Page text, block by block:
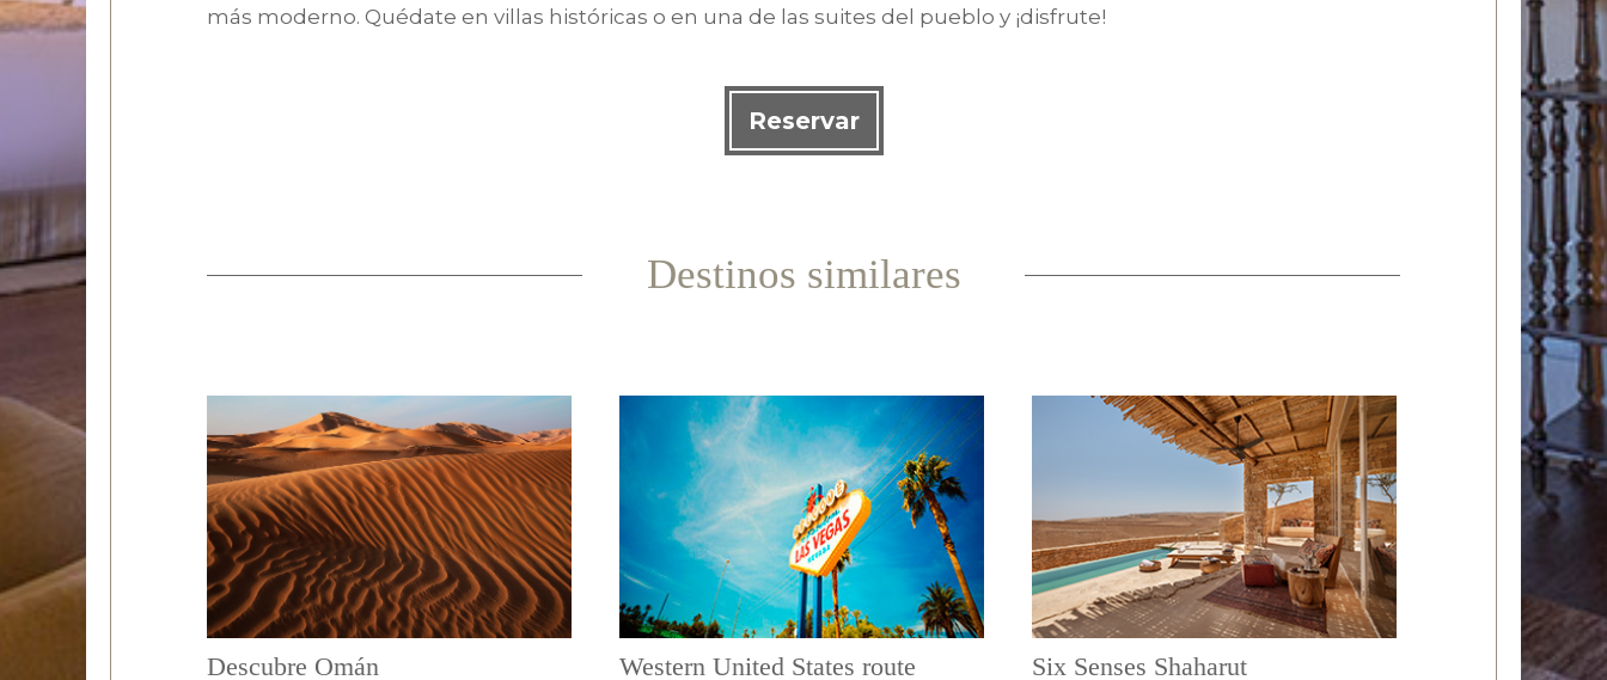
más moderno. Quédate en villas históricas o en una de las suites del pueblo y ¡disfrute!
Reservar
Destinos similares
Descubre Omán Western United States route Six Senses Shaharut